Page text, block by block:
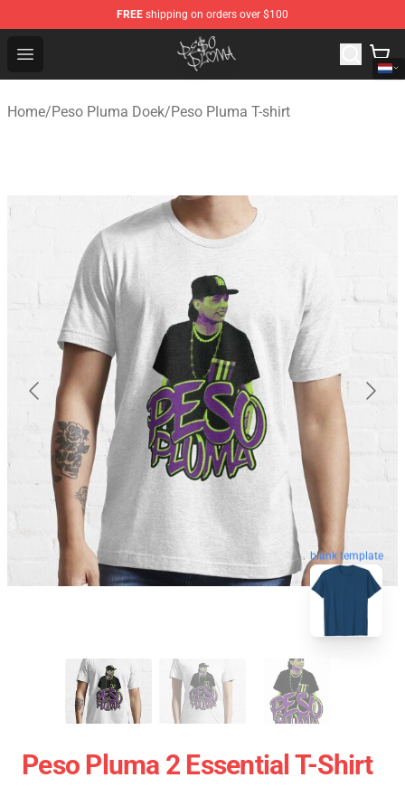
FREE shipping on orders over $100
Open menu
Peso Pluma Store - Official Peso Pluma Merchandise
Home/Peso Pluma Doek/Peso Pluma T-shirt
blank template
Peso Pluma 2 Essential T-Shirt